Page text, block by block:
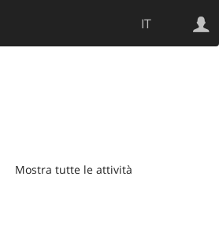
IT
Mostra tutte le attività